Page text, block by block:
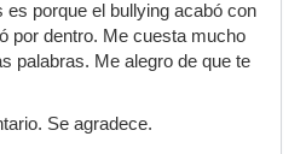
porque el bullying acabó con
por dentro. Me cuesta mucho
palabras. Me alegro de que te
Se agradece.